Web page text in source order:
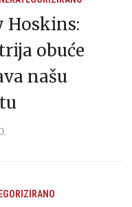
Hoskins:
obuće
našu